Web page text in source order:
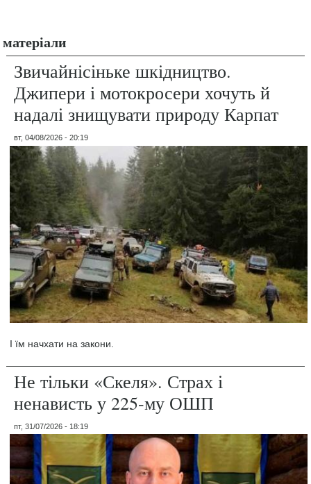
матеріали
Звичайнісіньке шкідництво.
Джипери і мотокросери хочуть й
надалі знищувати природу Карпат
вт, 04/08/2026 - 20:19
І їм начхати на закони.
Не тільки «Скеля». Страх і
ненависть у 225-му ОШП
пт, 31/07/2026 - 18:19